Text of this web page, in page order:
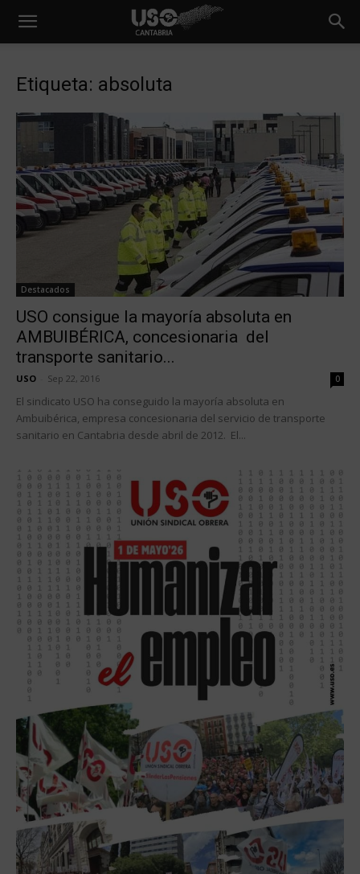
Etiqueta: absoluta
Destacados
USO consigue la mayoría absoluta en
AMBUIBÉRICA, concesionaria del
transporte sanitario...
USO Sep 22, 2016 0
El sindicato USO ha conseguido la mayoría absoluta en
Ambuibérica, empresa concesionaria del servicio de transporte
sanitario en Cantabria desde abril de 2012. El...